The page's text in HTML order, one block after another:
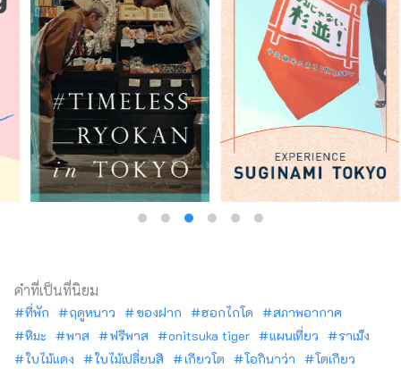
คำที่เป็นที่นิยม
ที่พัก ฤดูหนาว ของฝาก ฮอกไกโด
สภาพอากาศ
หิมะ
พาส ฟรีพาส onitsuka tiger แผนเที่ยว
ราเม็ง
ใบไม้แดง
ใบไม้เปลี่ยนสี เกียวโต โอกินาว่า
โตเกียว